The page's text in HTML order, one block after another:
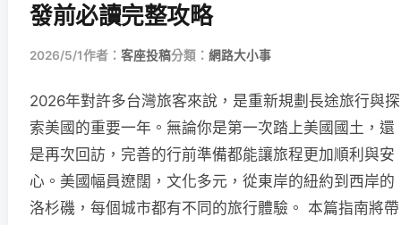
發前必讀完整攻略
2026/5/1作者： 客座投稿分類： 網路大小事
2026年對許多台灣旅客來說，是重新規劃長途旅行與探
索美國的重要一年。無論你是第一次踏上美國國土，還
是再次回訪，完善的行前準備都能讓旅程更加順利與安
心。美國幅員遼闊，文化多元，從東岸的紐約到西岸的
洛杉磯，每個城市都有不同的旅行體驗。 本篇指南將帶